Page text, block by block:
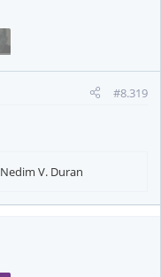
#8.319
Nedim V. Duran